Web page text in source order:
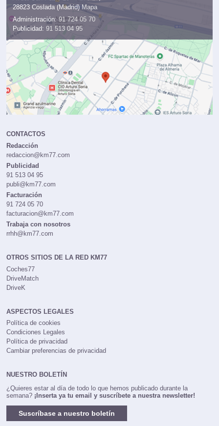
28823 Coslada (Madrid) Mapa
Administración: 91 724 05 70
Publicidad: 91 513 04 95
CONTACTOS
Redacción
redaccion@km77.com
Publicidad
91 513 04 95
publi@km77.com
Facturación
91 724 05 70
facturacion@km77.com
Trabaja con nosotros
rrhh@km77.com
OTROS SITIOS DE LA RED KM77
Coches77
DriveMatch
DriveK
ASPECTOS LEGALES
Política de cookies
Condiciones Legales
Política de privacidad
Cambiar preferencias de privacidad
NUESTRO BOLETÍN
¿Quieres estar al día de todo lo que hemos publicado durante la
semana? ¡Inserta ya tu email y suscríbete a nuestra newsletter!
Suscríbase a nuestro boletín